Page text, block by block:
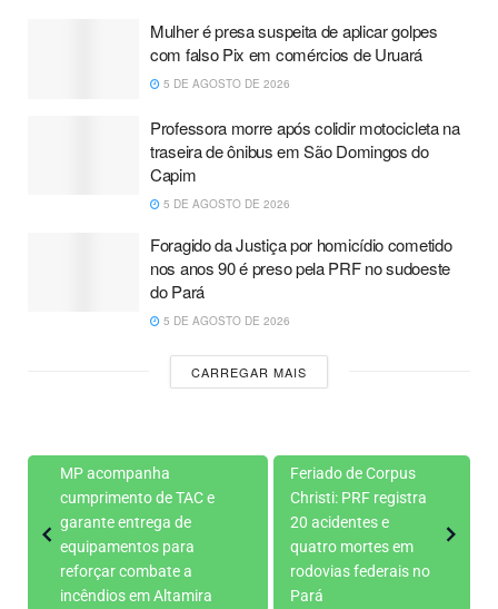
Mulher é presa suspeita de aplicar golpes
com falso Pix em comércios de Uruará
5 DE AGOSTO DE 2026
Professora morre após colidir motocicleta na
traseira de ônibus em São Domingos do
Capim
5 DE AGOSTO DE 2026
Foragido da Justiça por homicídio cometido
nos anos 90 é preso pela PRF no sudoeste
do Pará
5 DE AGOSTO DE 2026
CARREGAR MAIS
MP acompanha
cumprimento de TAC e
garante entrega de
equipamentos para
reforçar combate a
incêndios em Altamira
Feriado de Corpus
Christi: PRF registra
20 acidentes e
quatro mortes em
rodovias federais no
Pará